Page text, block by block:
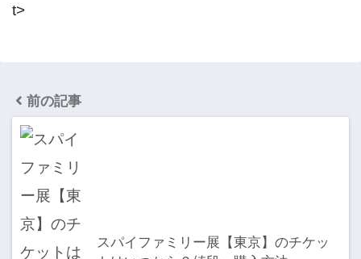
t>
前の記事
スパイファミリー展【東京】のチケッ